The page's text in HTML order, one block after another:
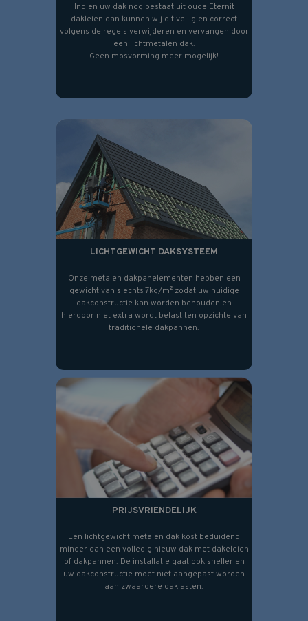
Indien uw dak nog bestaat uit oude Eternit
dakleien dan kunnen wij dit veilig en correct
volgens de regels verwijderen en vervangen door
een lichtmetalen dak.
Geen mosvorming meer mogelijk!
LICHTGEWICHT DAKSYSTEEM
Onze metalen dakpanelementen hebben een
gewicht van slechts 7kg/m² zodat uw huidige
dakconstructie kan worden behouden en
hierdoor niet extra wordt belast ten opzichte van
traditionele dakpannen.
PRIJSVRIENDELIJK
Een lichtgewicht metalen dak kost beduidend
minder dan een volledig nieuw dak met dakeleien
of dakpannen. De installatie gaat ook sneller en
uw dakconstructie moet niet aangepast worden
aan zwaardere daklasten.